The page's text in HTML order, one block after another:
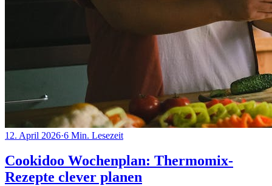
12. April 2026·6 Min. Lesezeit
Cookidoo Wochenplan: Thermomix-
Rezepte clever planen